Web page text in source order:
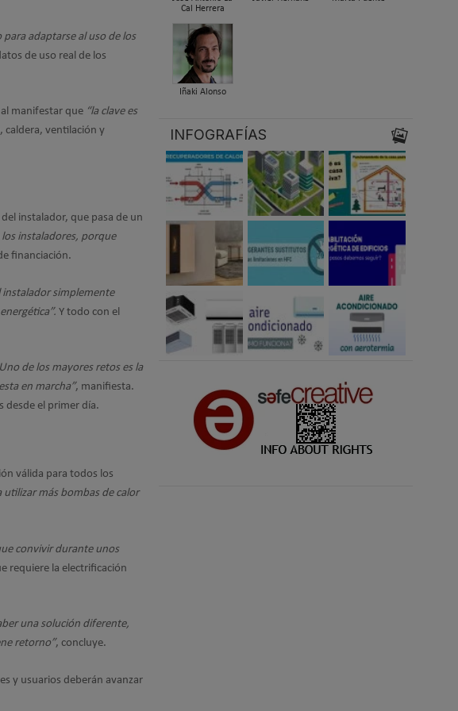
para adaptarse al uso de los
de uso real de los
manifestar que “la clave es
caldera, ventilación y
instalador, que pasa de un
los instaladores, porque
financiación.
instalador simplemente
Y todo con el
Uno de los mayores retos es la
en marcha”, manifiesta.
desde el primer día.
válida para todos los
utilizar más bombas de calor
convivir durante unos
requiere la electrificación
una solución diferente,
retorno”, concluye.
y usuarios deberán avanzar
Cal Herrera
Iñaki Alonso
INFOGRAFÍAS